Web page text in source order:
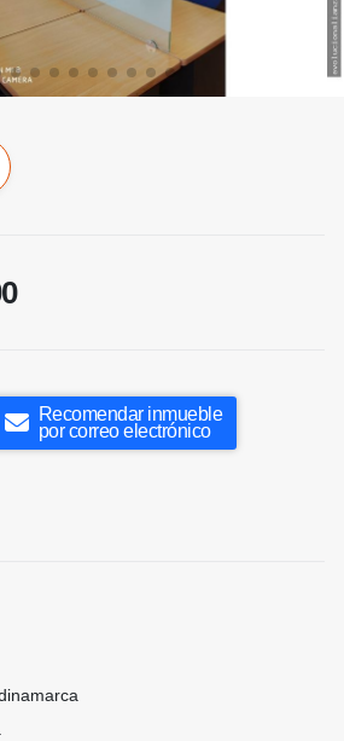
Recomendar inmueble
por correo electrónico